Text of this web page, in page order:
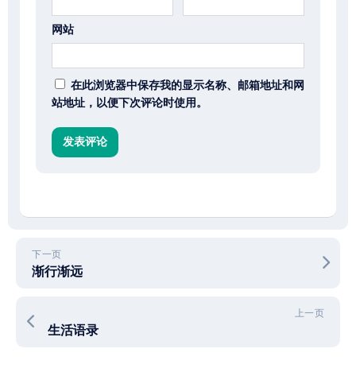
网站
在此浏览器中保存我的显示名称、邮箱地址和网
站地址，以便下次评论时使用。
下一页
渐行渐远
上一页
生活语录